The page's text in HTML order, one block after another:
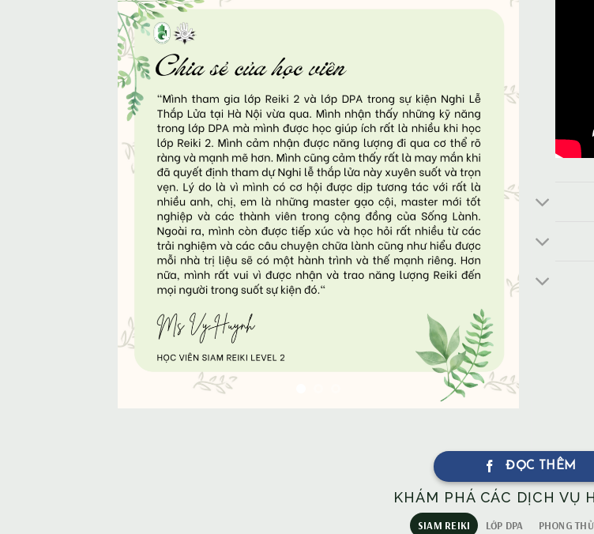
ĐỌC THÊM
KHÁM PHÁ CÁC DỊCH VỤ
SIAM REIKI